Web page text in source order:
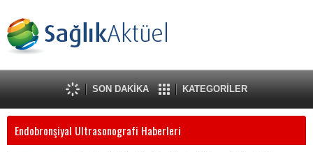
SON DAKİKA KATEGORİLER
Endobronşiyal Ultrasonografi Haberleri